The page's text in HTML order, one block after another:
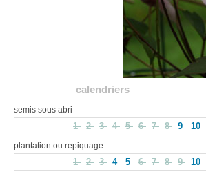
calendriers
semis sous abri
1 2 3 4 5 6 7 8 9 10
plantation ou repiquage
1 2 3 4 5 6 7 8 9 10